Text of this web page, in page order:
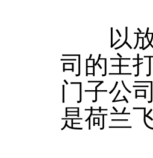
以放
司的主
门子公
是荷兰